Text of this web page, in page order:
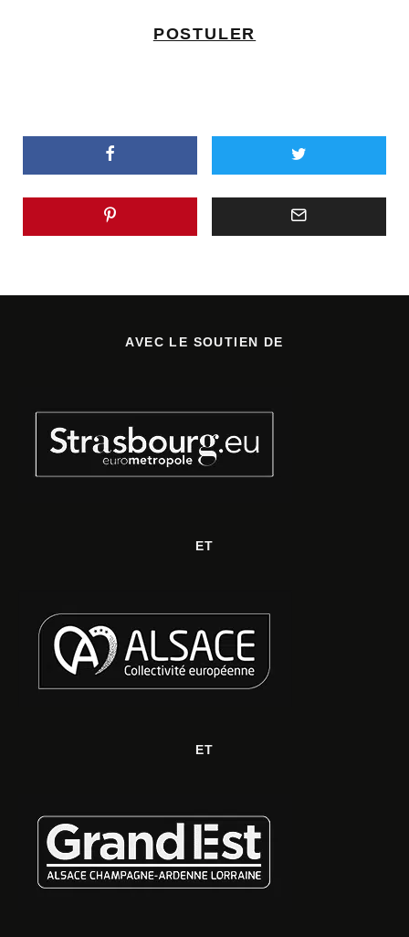
POSTULER
AVEC LE SOUTIEN DE
ET
ET